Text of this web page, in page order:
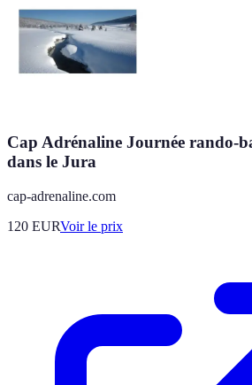
Cap Adrénaline Journée rando-
dans le Jura
cap-adrenaline.com
120 EURVoir le prix